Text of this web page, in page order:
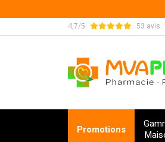
4,7/5 53 avis
MVA Pharma Votre
Promotions